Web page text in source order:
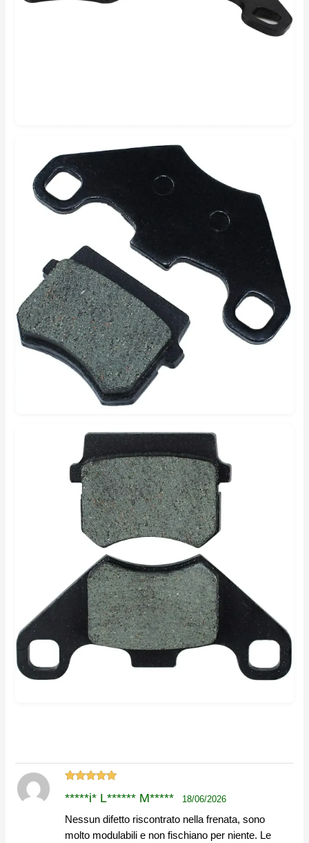
su 5
*****i* L****** M***** 18/06/2026
Nessun difetto riscontrato nella frenata, sono
molto modulabili e non fischiano per niente. Le